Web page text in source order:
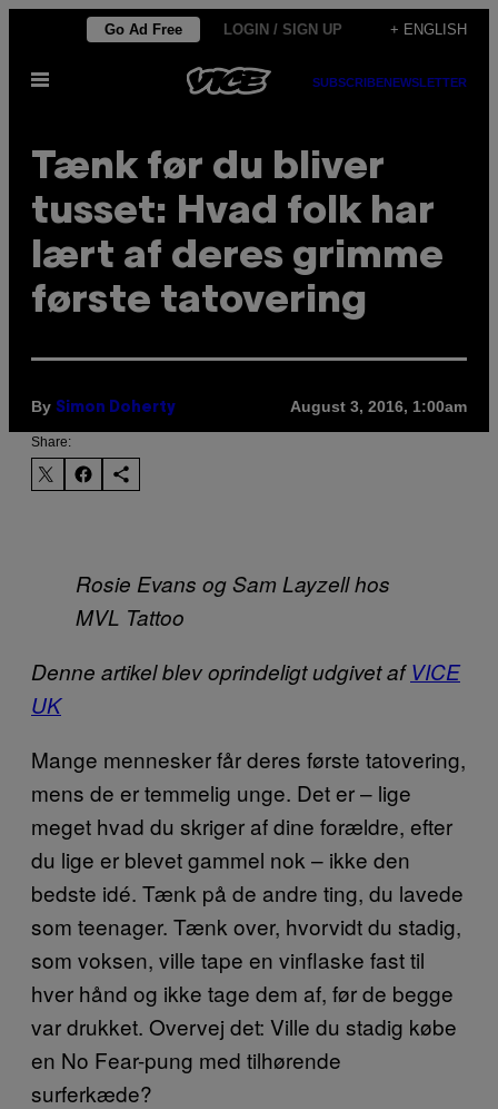
content
Go Ad Free LOGIN / SIGN UP + ENGLISH
Open
SUBSCRIBENEWSLETTER
Tænk før du bliver
tusset: Hvad folk har
lært af deres grimme
første tatovering
By Simon Doherty August 3, 2016, 1:00am
Share:
Rosie Evans og Sam Layzell hos
MVL Tattoo
Denne artikel blev oprindeligt udgivet afVICE
UK
Mange mennesker får deres første tatovering,
mens de er temmelig unge. Det er – lige
meget hvad du skriger af dine forældre, efter
du lige er blevet gammel nok – ikke den
bedste idé. Tænk på de andre ting, du lavede
som teenager. Tænk over, hvorvidt du stadig,
som voksen, ville tape en vinflaske fast til
hver hånd og ikke tage dem af, før de begge
var drukket. Overvej det: Ville du stadig købe
en No Fear-pung med tilhørende
surferkæde?